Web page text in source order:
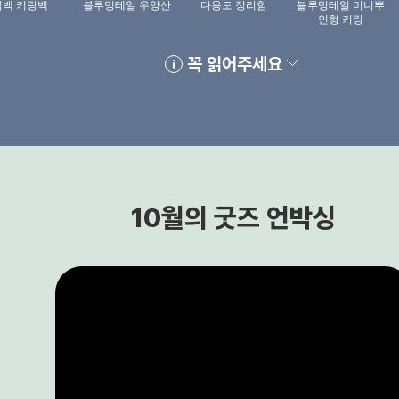
백 키링백 블루밍테일 우양산 다용도 정리함
블루밍테일 미니뿌
인형 키링
꼭 읽어주세요
10월의 굿즈 언박싱